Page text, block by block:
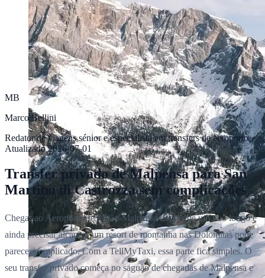
MB
Marco Bellini
Redator de viagens sénior e especialista em transfers de aeroporto·
Atualizado 2026-07-01
Transfer privado de Malpensa para San
Martino di Castrozza sem complicações
Chegar ao Aeroporto de Milão-Malpensa depois de um voo longo e
ainda precisar alcançar um resort de montanha nas Dolomitas pode
parecer complicado. Com a TellMyTaxi, essa parte fica simples. O
seu transfer privado começa no saguão de chegadas de Malpensa e